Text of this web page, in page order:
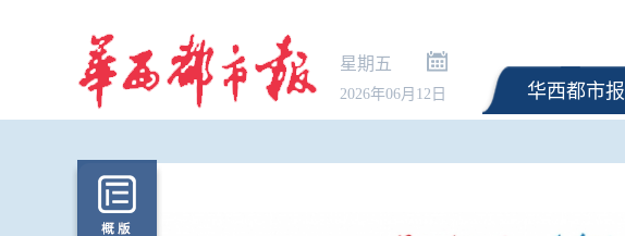
星期五
2026年06月12日 华西都市报